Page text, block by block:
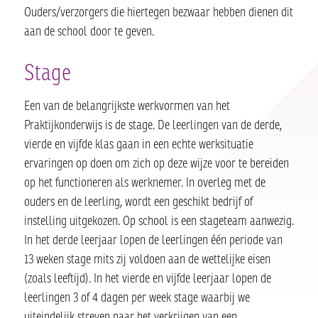
Ouders/verzorgers die hiertegen bezwaar hebben dienen dit
aan de school door te geven.
Stage
Een van de belangrijkste werkvormen van het
Praktijkonderwijs is de stage. De leerlingen van de derde,
vierde en vijfde klas gaan in een echte werksituatie
ervaringen op doen om zich op deze wijze voor te bereiden
op het functioneren als werknemer. In overleg met de
ouders en de leerling, wordt een geschikt bedrijf of
instelling uitgekozen. Op school is een stageteam aanwezig.
In het derde leerjaar lopen de leerlingen één periode van
13 weken stage mits zij voldoen aan de wettelijke eisen
(zoals leeftijd). In het vierde en vijfde leerjaar lopen de
leerlingen 3 of 4 dagen per week stage waarbij we